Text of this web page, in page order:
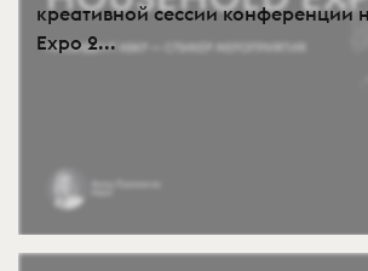
креативной сессии конференции
Expo 2...